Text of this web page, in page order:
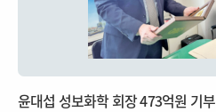
윤대섭 성보화학 회장 473억원 기부